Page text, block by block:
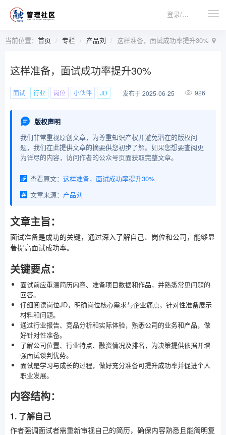
登录/注册
当前位置： 首页 专栏 产品刘 这样准备，面试成功率提升30%
这样准备，面试成功率提升30%
面试 行业 岗位 小伙伴 JD 发布于 2025-06-25 926
版权声明
我们非常重视原创文章，为尊重知识产权并避免潜在的版权问
题，我们在此提供文章的摘要供您初步了解。如果您想要查阅更
为详尽的内容，访问作者的公众号页面获取完整文章。
查看原文： 这样准备，面试成功率提升30%
文章来源： 产品刘
文章主旨：
面试准备是成功的关键，通过深入了解自己、岗位和公司，能够显
著提高面试成功率。
关键要点：
面试前应重温简历内容、准备项目数据和作品，并熟悉常见问题的
回答。
仔细阅读岗位JD，明确岗位核心需求与企业痛点，针对性准备展示
材料和问题。
通过行业报告、竞品分析和实际体验，熟悉公司的业务和产品，做
好针对性准备。
了解公司位置、行业特点、融资情况及排名，为决策提供依据并增
强面试谈判优势。
面试是学习与成长的过程，做好充分准备可提升成功率并促进个人
职业发展。
内容结构：
1. 了解自己
作者强调面试者需重新审视自己的简历，确保内容熟悉且能简明复